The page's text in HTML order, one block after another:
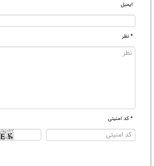
ایمیل
* نظر
* کد امنیتی